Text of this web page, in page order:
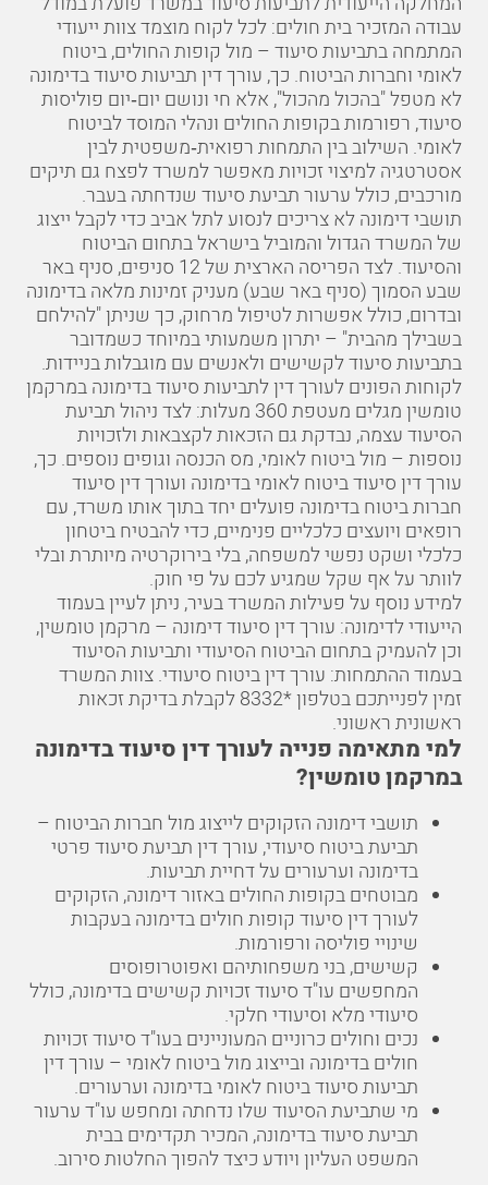
עבודה המזכיר בית חולים: לכל לקוח מוצמד צוות ייעודי
המתמחה בתביעות סיעוד – מול קופות החולים, ביטוח
לאומי וחברות הביטוח. כך, עורך דין תביעות סיעוד בדימונה
לא מטפל "בהכול מהכול", אלא חי ונושם יום‑יום פוליסות
סיעוד, רפורמות בקופות החולים ונהלי המוסד לביטוח
לאומי. השילוב בין התמחות רפואית‑משפטית לבין
אסטרטגיה למיצוי זכויות מאפשר למשרד לפצח גם תיקים
מורכבים, כולל ערעור תביעת סיעוד שנדחתה בעבר.
תושבי דימונה לא צריכים לנסוע לתל אביב כדי לקבל ייצוג
של המשרד הגדול והמוביל בישראל בתחום הביטוח
והסיעוד. לצד הפריסה הארצית של 12 סניפים, סניף באר
שבע הסמוך (סניף באר שבע) מעניק זמינות מלאה בדימונה
ובדרום, כולל אפשרות לטיפול מרחוק, כך שניתן "להילחם
בשבילך מהבית" – יתרון משמעותי במיוחד כשמדובר
בתביעות סיעוד לקשישים ולאנשים עם מוגבלות בניידות.
לקוחות הפונים לעורך דין לתביעות סיעוד בדימונה במרקמן
טומשין מגלים מעטפת 360 מעלות: לצד ניהול תביעת
הסיעוד עצמה, נבדקת גם הזכאות לקצבאות ולזכויות
נוספות – מול ביטוח לאומי, מס הכנסה וגופים נוספים. כך,
עורך דין סיעוד ביטוח לאומי בדימונה ועורך דין סיעוד
חברות ביטוח בדימונה פועלים יחד בתוך אותו משרד, עם
רופאים ויועצים כלכליים פנימיים, כדי להבטיח ביטחון
כלכלי ושקט נפשי למשפחה, בלי בירוקרטיה מיותרת ובלי
לוותר על אף שקל שמגיע לכם על פי חוק.
למידע נוסף על פעילות המשרד בעיר, ניתן לעיין בעמוד
הייעודי לדימונה: עורך דין סיעוד דימונה – מרקמן טומשין,
וכן להעמיק בתחום הביטוח הסיעודי ותביעות הסיעוד
בעמוד ההתמחות: עורך דין ביטוח סיעודי. צוות המשרד
זמין לפנייתכם בטלפון*8332
לקבלת בדיקת זכאות
ראשונית ראשוני.
למי מתאימה פנייה לעורך דין סיעוד בדימונה
במרקמן טומשין?
תושבי דימונה הזקוקים לייצוג מול חברות הביטוח –
תביעת ביטוח סיעודי, עורך דין תביעת סיעוד פרטי
בדימונה וערעורים על דחיית תביעות.
מבוטחים בקופות החולים באזור דימונה, הזקוקים
לעורך דין סיעוד קופות חולים בדימונה בעקבות
שינויי פוליסה ורפורמות.
קשישים, בני משפחותיהם ואפוטרופוסים
המחפשים עו"ד סיעוד זכויות קשישים בדימונה, כולל
סיעודי מלא וסיעודי חלקי.
נכים וחולים כרוניים המעוניינים בעו"ד סיעוד זכויות
חולים בדימונה ובייצוג מול ביטוח לאומי – עורך דין
תביעות סיעוד ביטוח לאומי בדימונה וערעורים.
מי שתביעת הסיעוד שלו נדחתה ומחפש עו"ד ערעור
תביעת סיעוד בדימונה, המכיר תקדימים בבית
המשפט העליון ויודע כיצד להפוך החלטות סירוב.